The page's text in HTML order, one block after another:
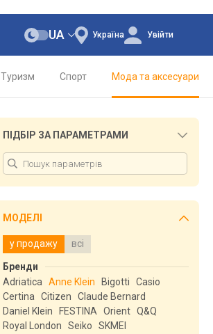
Україна
UA Увійти
Туризм Спорт Мода та аксесуари
ПІДБІР ЗА ПАРАМЕТРАМИ
МОДЕЛІ
у продажу всі
Бренди
Adriatica
Anne Klein Bigotti
Casio
Certina
Citizen
Claude Bernard
Daniel Klein
FESTINA Orient Q&Q
Royal London
Seiko
SKMEI